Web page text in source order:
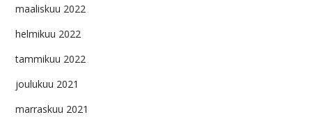
maaliskuu 2022
helmikuu 2022
tammikuu 2022
joulukuu 2021
marraskuu 2021